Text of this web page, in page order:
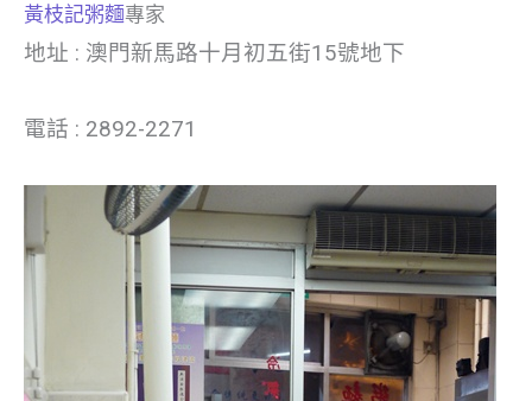
黃枝記粥麵專家
地址 : 澳門新馬路十月初五街15號地下
電話 : 2892-2271